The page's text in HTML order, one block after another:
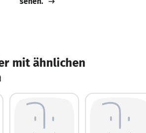
mit ähnlichen